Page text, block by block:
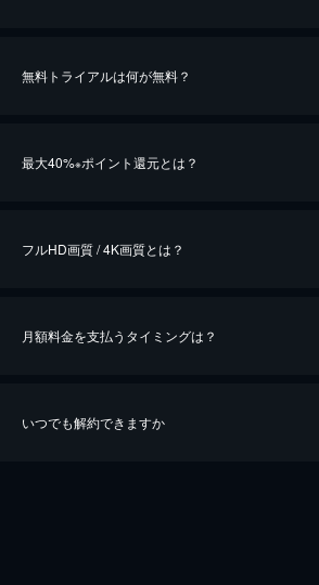
無料トライアルは何が無料？
最大40%※ポイント還元とは？
※40％ポイント還元の対象は、クレジットカード決済による
フルHD画質 / 4K画質とは？
月額料金を支払うタイミングは？
いつでも解約できますか